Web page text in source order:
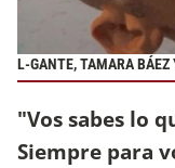
L-GANTE, TAMARA
"Vos sabes lo
Siempre para